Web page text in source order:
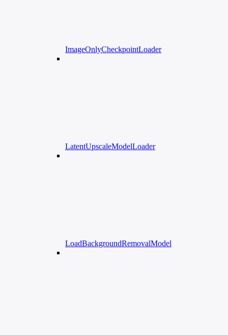
ImageOnlyCheckpointLoader
LatentUpscaleModelLoader
LoadBackgroundRemovalModel